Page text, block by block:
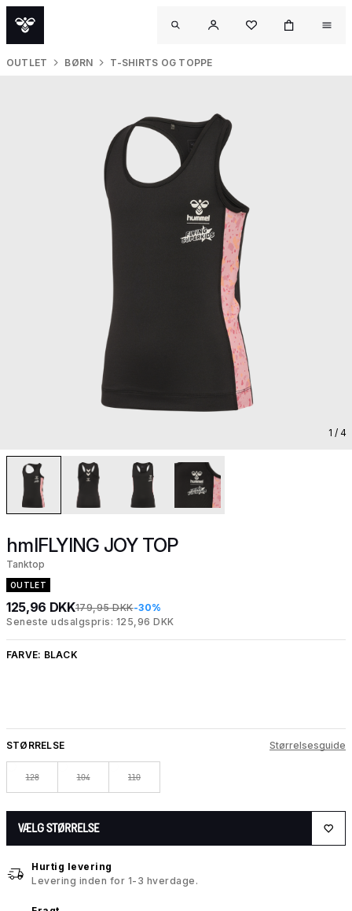
OUTLET BØRN T-SHIRTS OG TOPPE
1 / 4
hmlFLYING JOY TOP
Tanktop
OUTLET
125,96 DKK179,95 DKK-30%
Seneste udsalgspris: 125,96 DKK
FARVE: BLACK
STØRRELSE Størrelsesguide
128 104 110
VÆLG STØRRELSE
Hurtig levering
Levering inden for 1-3 hverdage.